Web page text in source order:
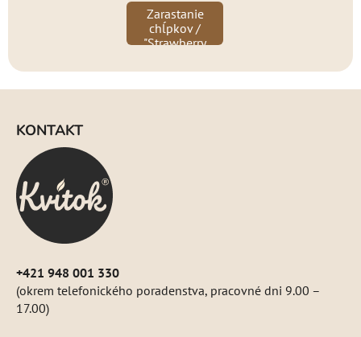
Zarastanie
chĺpkov /
"Strawberry
KONTAKT
+421 948 001 330
(okrem telefonického poradenstva, pracovné dni 9.00 –
17.00)